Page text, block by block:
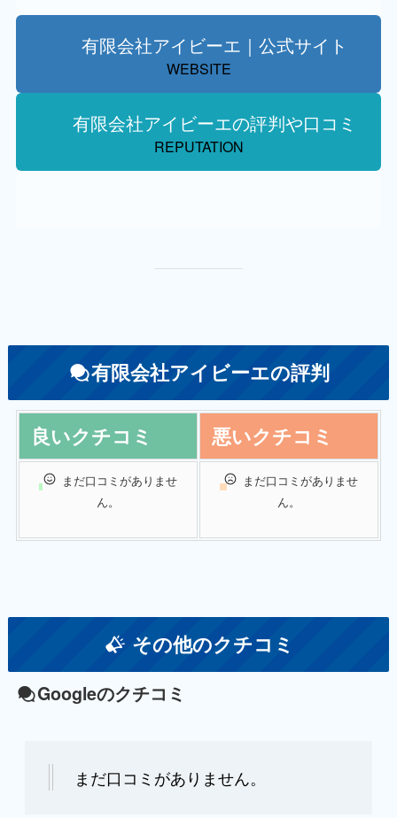
有限会社アイビーエ｜公式サイト
WEBSITE
有限会社アイビーエの評判や口コミ
REPUTATION
有限会社アイビーエの評判
良いクチコミ 悪いクチコミ
まだ口コミがありませ
ん。
まだ口コミがありませ
ん。
その他のクチコミ
Googleのクチコミ
まだ口コミがありません。